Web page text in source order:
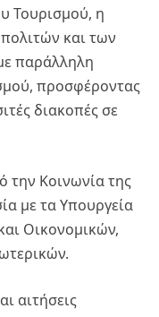
Τουρισμού, η
και των
παράλληλη
προσφέροντας
διακοπές σε
την Κοινωνία της
με τα Υπουργεία
Οικονομικών,
αιτήσεις